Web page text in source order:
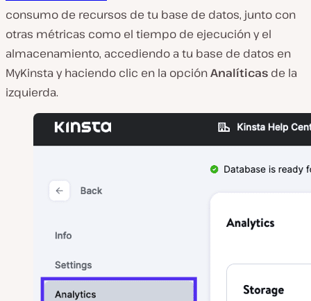
consumo de recursos de tu base de datos, junto con
otras métricas como el tiempo de ejecución y el
almacenamiento, accediendo a tu base de datos en
MyKinsta y haciendo clic en la opciónAnalíticas de la
izquierda.